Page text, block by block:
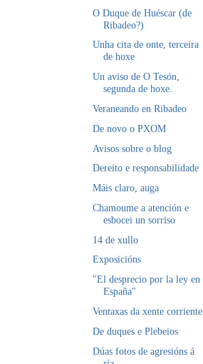
O Duque de Huéscar (de
Ribadeo?)
Unha cita de onte, terceira
de hoxe
Un aviso de O Tesón,
segunda de hoxe.
Veraneando en Ribadeo
De novo o PXOM
Avisos sobre o blog
Dereito e responsabilidade
Máis claro, auga
Chamoume a atención e
esbocei un sorriso
14 de xullo
Exposicións
"El desprecio por la ley en
España"
Ventaxas da xente corriente
De duques e Plebeios
Dúas fotos de agresións á